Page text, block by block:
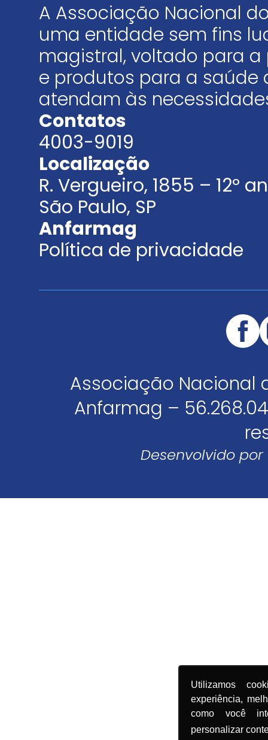
Utilizamos
experiência,
como você
personalizar
A Associação Nacional
uma entidade sem fins
magistral, voltado para
e produtos para a saúde
atendam às
Contatos
4003-9019
Localização
R. Vergueiro, 1855 – 12º
São Paulo, SP
Anfarmag
Política de privacidade
Associação Nacional
Anfarmag –
Desenvolvido por